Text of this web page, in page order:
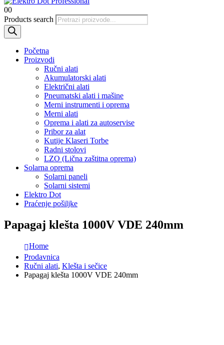
00
Products search
Početna
Proizvodi
Ručni alati
Akumulatorski alati
Električni alati
Pneumatski alati i mašine
Merni instrumenti i oprema
Merni alati
Oprema i alati za autoservise
Pribor za alat
Kutije Klaseri Torbe
Radni stolovi
LZO (Lična zaštitna oprema)
Solarna oprema
Solarni paneli
Solarni sistemi
Elektro Dot
Praćenje pošiljke
Papagaj klešta 1000V VDE 240mm
Home
Prodavnica
Ručni alati, Klešta i sečice
Papagaj klešta 1000V VDE 240mm